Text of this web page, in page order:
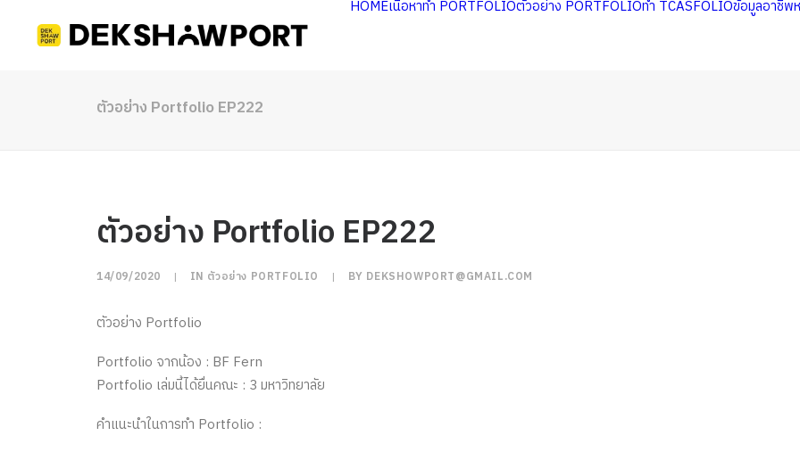
HOMEเนื้อหาทำ PORTFOLIOตัวอย่าง PORTFOLIOทำ TCASFOLIOข้อมูลอาชีพ
ตัวอย่าง Portfolio EP222
ตัวอย่าง Portfolio EP222
14/09/2020 | IN ตัวอย่าง PORTFOLIO | BY DEKSHOWPORT@GMAIL.COM
ตัวอย่าง Portfolio
Portfolio จากน้อง : BF Fern
Portfolio เล่มนี้ได้ยื่นคณะ : 3 มหาวิทยาลัย
คำแนะนำในการทำ Portfolio :